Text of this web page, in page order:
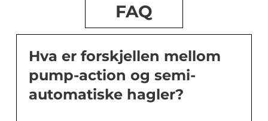
FAQ
Hva er forskjellen mellom
pump-action og semi-
automatiske hagler?